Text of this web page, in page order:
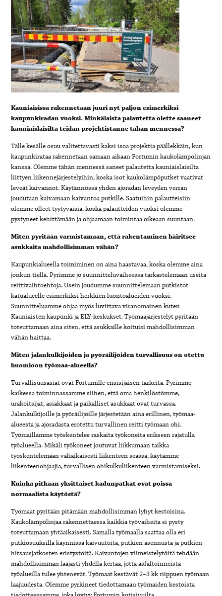
Kauniaisissa rakennetaan juuri nyt paljon esimerkiksi
kaupunkiradan vuoksi. Minkälaista palautetta olette saaneet
kauniaislaisilta teidän projektistanne tähän mennessä?
Tälle kesälle osuu valitettavasti kaksi isoa projektia päällekkäin, kun
kaupunkirataa rakennetaan samaan aikaan Fortumin kaukolämpölinjan
kanssa. Olemme tähän mennessä saneet palautetta kauniaislaisilta
liittyen liikennejärjestelyihin, koska isot kaukolämpöputket vaativat
leveät kaivannot. Käytännössä yhden ajoradan leveyden verran
joudutaan kaivamaan kaivantoa putkille. Saatuihin palautteisiin
olemme olleet tyytyväisiä, koska palautteiden vuoksi olemme
pystyneet kehittämään ja ohjaamaan toimintaa oikeaan suuntaan.
Miten pyritään varmistamaan, että rakentaminen häiritsee
asukkaita mahdollisimman vähän?
Kaupunkialueella toimiminen on aina haastavaa, koska olemme aina
jonkun tiellä. Pyrimme jo suunnitteluvaiheessa tarkastelemaan useita
reittivaihtoehtoja. Usein joudumme suunnittelemaan putkistot
katualueelle esimerkiksi herkkien luontoalueiden vuoksi.
Suunnitteluamme ohjaa myös luvittava viranomainen kuten
Kauniaisten kaupunki ja ELY-keskukset. Työmaajärjestelyt pyritään
toteuttamaan aina siten, että asukkaille koituisi mahdollisimman
vähän haittaa.
Miten jalankulkijoiden ja pyöräilijöiden turvallisuus on otettu
huomioon työmaa-alueella?
Turvallisuusasiat ovat Fortumille ensisijaisen tärkeitä. Pyrimme
kaikessa toiminnassamme siihen, että oma henkilöstömme,
urakoitsijat, asiakkaat ja paikalliset asukkaat ovat turvassa.
Jalankulkijoille ja pyöräilijöille järjestetään aina erillinen, työmaa-
alueesta ja ajoradasta erotettu turvallinen reitti työmaan ohi.
Työmaillamme työskentelee raskaita työkoneita erikseen rajatulla
työalueella. Mikäli työkoneet joutuvat liikkumaan taikka
työskentelemään väliaikaisesti liikenteen seassa, käytämme
liikenteenohjaajia, turvallisen ohikulkuliikenteen varmistamiseksi.
Kuinka pitkään yksittäiset kadunpätkät ovat poissa
normaalista käytöstä?
Työmaat pyritään pitämään mahdollisimman lyhyt kestoisina.
Kaukolämpölinjaa rakennettaessa kaikkia työvaiheita ei pysty
toteuttamaan yhtäaikaisesti. Samalla työmaalla saattaa olla eri
putkiosuuksilla käynnissä kaivuutöitä, putkien asennusta ja putkien
hitsausjatkosten eristystöitä. Kaivantojen viimeistelytöitä tehdään
mahdollisimman laajasti yhdellä kertaa, jotta asfaltoinneista
työalueilla tulee yhtenevät. Työmaat kestävät 2–3 kk riippuen työmaan
laajuudesta. Olemme pyrkineet tiedottamaan työmaiden kestoista